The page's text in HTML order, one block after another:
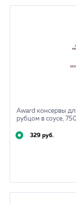
Award консервы
рубцом в соусе,
329 руб.